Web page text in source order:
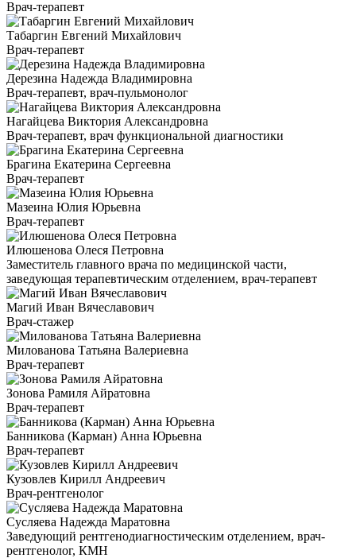
Врач-терапевт
Табаргин Евгений Михайлович
Врач-терапевт
Дерезина Надежда Владимировна
Врач-терапевт, врач-пульмонолог
Нагайцева Виктория Александровна
Врач-терапевт, врач функциональной диагностики
Брагина Екатерина Сергеевна
Врач-терапевт
Мазеина Юлия Юрьевна
Врач-терапевт
Илюшенова Олеся Петровна
Заместитель главного врача по медицинской части,
заведующая терапевтическим отделением, врач-терапевт
Магий Иван Вячеславович
Врач-стажер
Милованова Татьяна Валериевна
Врач-терапевт
Зонова Рамиля Айратовна
Врач-терапевт
Банникова (Карман) Анна Юрьевна
Врач-терапевт
Кузовлев Кирилл Андреевич
Врач-рентгенолог
Сусляева Надежда Маратовна
Заведующий рентгенодиагностическим отделением, врач-
рентгенолог, КМН